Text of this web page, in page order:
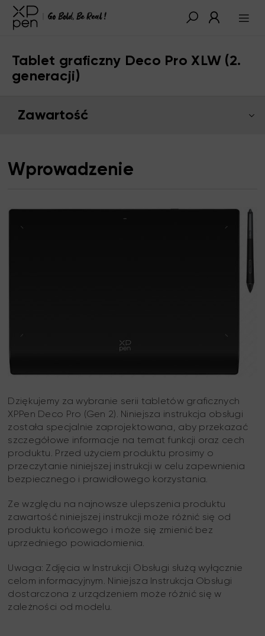
Tablet graficzny Deco Pro XLW (2.
generacji)
Zawartość
Wprowadzenie
Dziękujemy za wybranie serii tabletów graficznych
XPPen Deco Pro (Gen 2). Niniejsza instrukcja obsługi
została specjalnie zaprojektowana, aby przekazać
szczegółowe informacje na temat funkcji oraz cech
produktu. Przed użyciem produktu prosimy o
przeczytanie niniejszej instrukcji w celu zapewnienia
bezpiecznego i prawidłowego korzystania.
Ze względu na najnowsze ulepszenia produktu
zawartość niniejszej instrukcji może różnić się od
produktu końcowego i może się zmienić bez
uprzedniego powiadomienia.
Uwaga: Zdjęcia w Instrukcji Obsługi służą wyłącznie
celom informacyjnym. Niniejsza Instrukcja Obsługi
dostarczona z urządzeniem może różnić się w
zależności od modelu.